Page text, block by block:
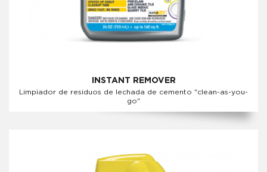
INSTANT REMOVER
Limpiador de residuos de lechada de cemento "clean-as-you-
go"